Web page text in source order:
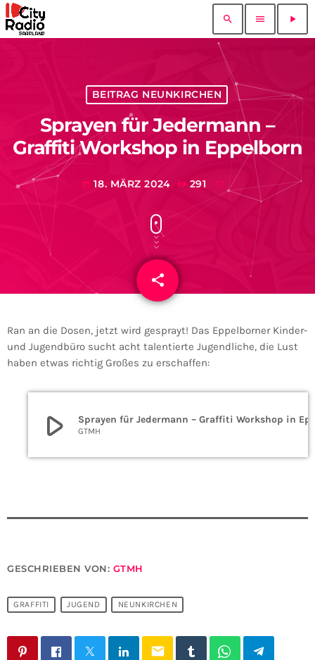
search menu play_arrow
BEITRAG NEUNKIRCHEN
Sprayen für Jedermann –
Graffiti Workshop in Eppelborn
today 18. MÄRZ 2024 291
share
email
Ran an die Dosen, jetzt wird gesprayt! Das Eppelborner Kinder-
und Jugendbüro sucht acht talentierte Jugendliche, die Lust
haben etwas richtig Großes zu erschaffen:
play_arrow GTMH
GESCHRIEBEN VON: GTMH
GRAFFITI JUGEND NEUNKIRCHEN
email